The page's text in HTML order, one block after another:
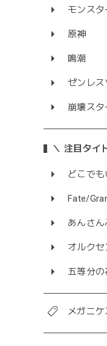
モンス
原神
鳴潮
ゼンレ
崩壊ス
＼ 注目タイ
どこでも
Fate/
あんさん
オルクセ
五等分の
メガニ